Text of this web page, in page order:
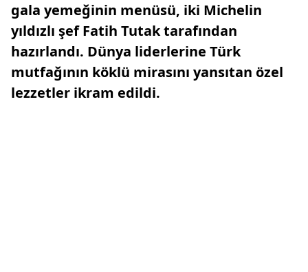
gala yemeğinin menüsü, iki Michelin
yıldızlı şef Fatih Tutak tarafından
hazırlandı. Dünya liderlerine Türk
mutfağının köklü mirasını yansıtan özel
lezzetler ikram edildi.